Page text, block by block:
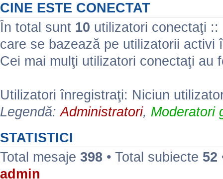
CINE ESTE CONECTAT
În total sunt 10 utilizatori conectaţi
care se bazează pe utilizatorii activi
Cei mai mulţi utilizatori conectaţi au
Utilizatori înregistraţi: Niciun
Legendă:Administratori, Moderatori
STATISTICI
Total mesaje 398 • Total subiecte 52
admin